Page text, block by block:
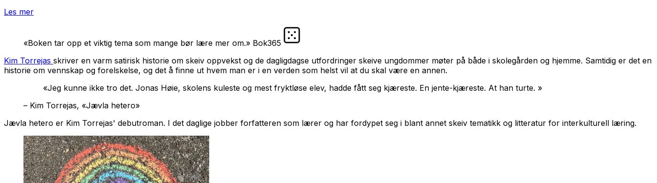
Les mer
«Boken tar opp et viktig tema som mange bør lære mer om.» Bok365
Kim Torrejas skriver en varm satirisk historie om skeiv oppvekst og de dagligdagse utfordringer skeive ungdommer møter på både i skolegården og hjemme. Samtidig er det en
historie om vennskap og forelskelse, og det å finne ut hvem man er i en verden som helst vil at du skal være en annen.
«Jeg kunne ikke tro det. Jonas Høie, skolens kuleste og mest fryktløse elev, hadde fått seg kjæreste. En jente-kjæreste. At han turte. »
– Kim Torrejas, «Jævla hetero»
Jævla hetero er Kim Torrejas' debutroman. I det daglige jobber forfatteren som lærer og har fordypet seg i blant annet skeiv tematikk og litteratur for interkulturell læring.